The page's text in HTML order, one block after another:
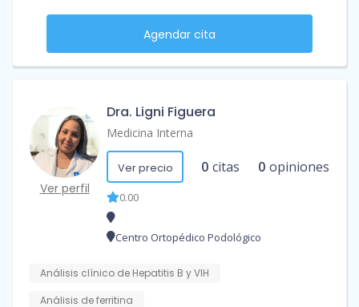
Agendar cita
Ver perfil
Dra. Ligni Figuera
Medicina Interna
Ver precio 0 citas 0 opiniones
0.00
Centro Ortopédico Podológico
Análisis clínico de Hepatitis B y VIH
Análisis de ferritina